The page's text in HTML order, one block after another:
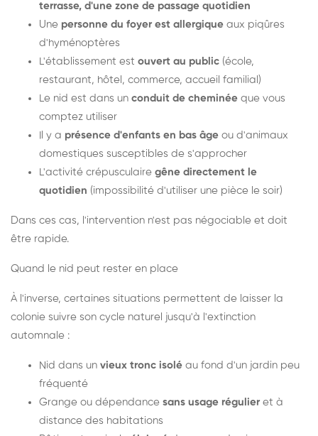
terrasse, d'une zone de passage quotidien
Une personne du foyer est allergique aux piqûres
d'hyménoptères
L'établissement est ouvert au public (école,
restaurant, hôtel, commerce, accueil familial)
Le nid est dans un conduit de cheminée que vous
comptez utiliser
Il y a présence d'enfants en bas âge ou d'animaux
domestiques susceptibles de s'approcher
L'activité crépusculaire gêne directement le
quotidien (impossibilité d'utiliser une pièce le soir)
Dans ces cas, l'intervention n'est pas négociable et doit
être rapide.
Quand le nid peut rester en place
À l'inverse, certaines situations permettent de laisser la
colonie suivre son cycle naturel jusqu'à l'extinction
automnale :
Nid dans un vieux tronc isolé au fond d'un jardin peu
fréquenté
Grange ou dépendance sans usage régulier et à
distance des habitations